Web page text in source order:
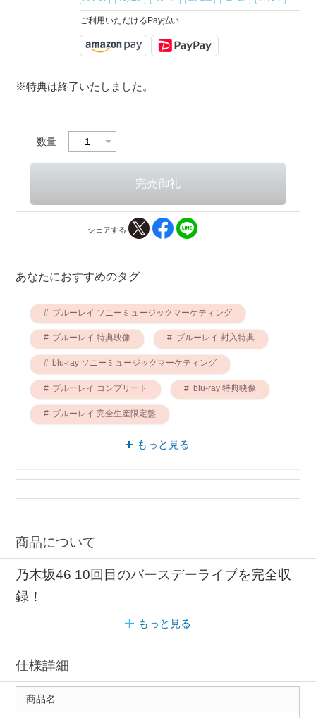
ご利用いただけるPay払い
※特典は終了いたしました。
数量
シェアする
あなたにおすすめのタグ
ブルーレイ ソニーミュージックマーケティング
ブルーレイ 特典映像 ブルーレイ 封入特典
blu-ray ソニーミュージックマーケティング
ブルーレイ コンプリート blu-ray 特典映像
ブルーレイ 完全生産限定盤
blu-ray 封入特典
もっと見る
商品について
乃木坂46 10回目のバースデーライブを完全収
録！
もっと見る
仕様詳細
商品名